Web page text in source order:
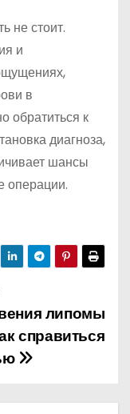
не стоит.
и
в
обратиться к
диагноза,
шансы
операции.
липомы
справиться